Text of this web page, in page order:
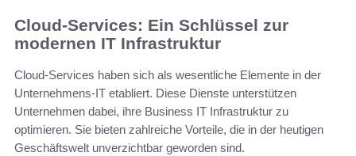
Cloud-Services: Ein Schlüssel zur
modernen IT Infrastruktur
Cloud-Services haben sich als wesentliche Elemente in der
Unternehmens-IT etabliert. Diese Dienste unterstützen
Unternehmen dabei, ihre Business IT Infrastruktur zu
optimieren. Sie bieten zahlreiche Vorteile, die in der heutigen
Geschäftswelt unverzichtbar geworden sind.